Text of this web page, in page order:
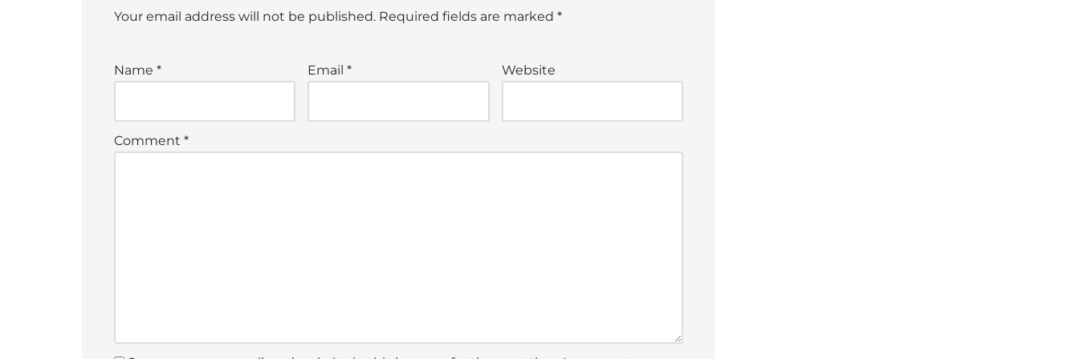
Your email address will not be published. Required fields are marked *
Name * Email* Website
Comment *